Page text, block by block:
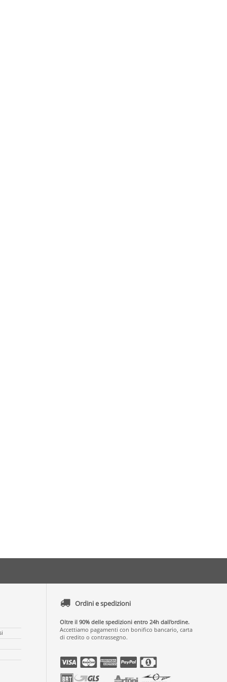
Ordini e spedizioni
Oltre il 90% delle spedizioni entro 24h dall'ordine.
Accettiamo pagamenti con bonifico bancario, carta
di credito o contrassegno.